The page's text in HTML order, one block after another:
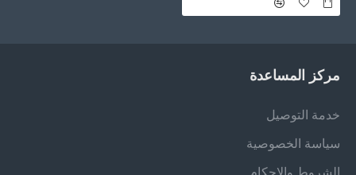
مركز المساعدة
خدمة التوصيل
سياسة الخصوصية